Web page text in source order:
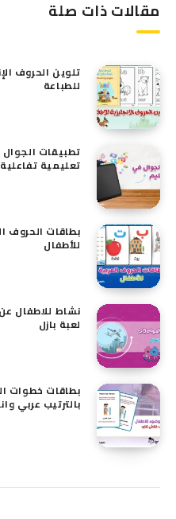
مقالات ذات صلة
تلوين الحروف
للطباعة
تطبيقات
تعليمية تفاعلية
بطاقات الحروف
للأطفال
نشاط للاطفال
لعبة بازل
بطاقات خطوات
بالترتيب عربي